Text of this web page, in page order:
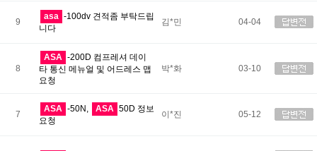
9
asa -100dv 견적좀 부탁드립
니다
김*민 04-04
8
ASA -200D 컴프레셔 데이
타 통신 메뉴얼 및 어드레스 맵
요청
박*화 03-10
7
ASA -50N, ASA 50D 정보
요청
이*진 05-12